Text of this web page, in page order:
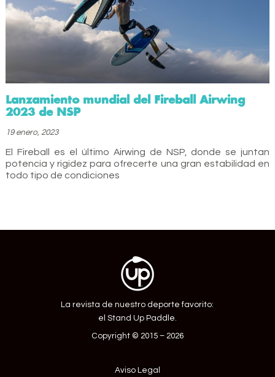
Lanzamiento mundial del Fireball Airwing
2023 de NSP
19 enero, 2023
El Fireball es el último Airwing de NSP, donde se juntan
potencia y rigidez para ofrecerte una gran estabilidad en
todo tipo de condiciones
La revista de nuestro deporte favorito:
el Stand Up Paddle.
Copyright © 2015 – 2026
Aviso Legal